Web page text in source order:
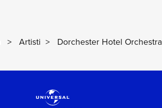
> Artisti > Dorchester Hotel Orchestra